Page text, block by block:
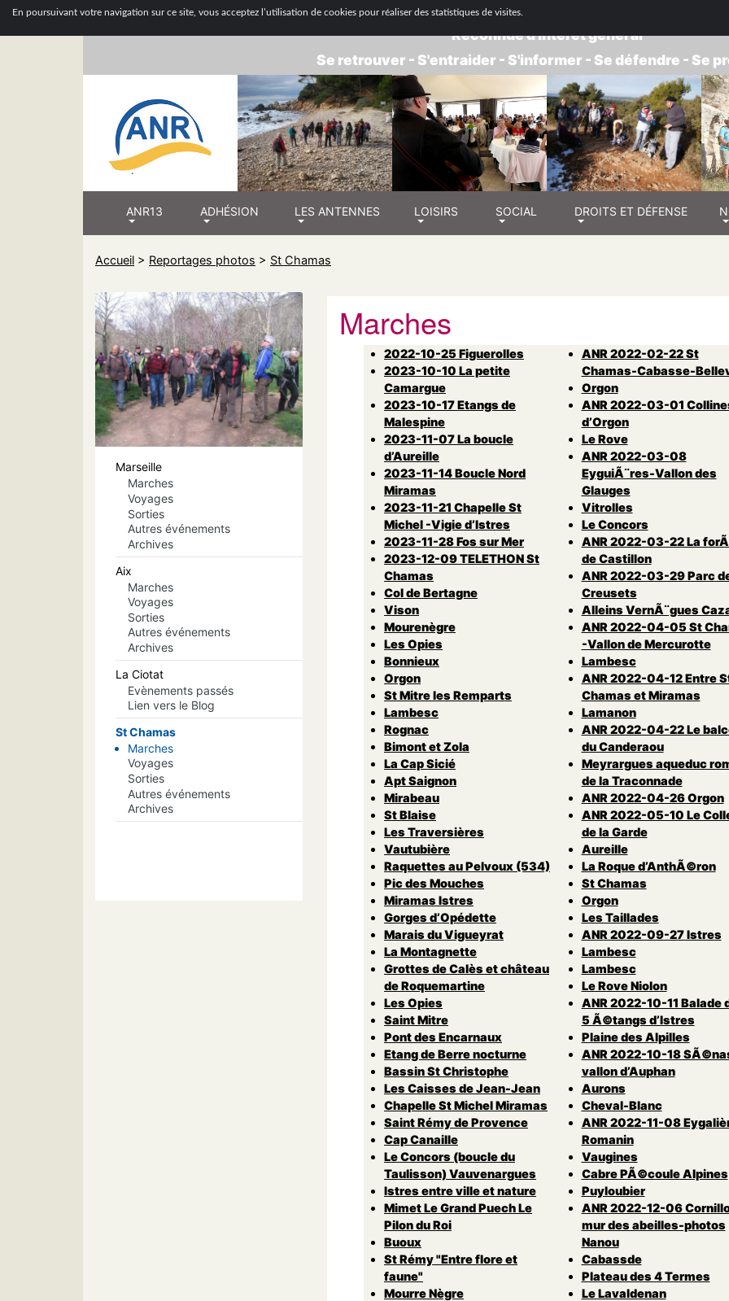
En poursuivant votre navigation sur ce site, vous acceptez l’utilisation de cookies pour réaliser des statistiques de visites.
ASSOCIATION NATIONALE DE RETRAITÉS - GROUPE
Reconnue d'intérêt général
Se retrouver - S'entraider - S'informer - Se défendre - Se
ANR13 ADHÉSION LES ANTENNES LOISIRS SOCIAL DROITS ET DÉFENSE
Accueil > Reportages photos > St Chamas
Marseille
Marches
Voyages
Sorties
Autres événements
Archives
Aix
Marches
Voyages
Sorties
Autres événements
Archives
La Ciotat
Evènements passés
Lien vers le Blog
St Chamas
Marches
Voyages
Sorties
Autres événements
Archives
Marches
2022-10-25 Figuerolles
2023-10-10 La petite
Camargue
2023-10-17 Etangs de
Malespine
2023-11-07 La boucle
d’Aureille
2023-11-14 Boucle Nord
Miramas
2023-11-21 Chapelle St
Michel -Vigie d’Istres
2023-11-28 Fos sur Mer
2023-12-09 TELETHON St
Chamas
Col de Bertagne
Vison
Mourenègre
Les Opies
Bonnieux
Orgon
St Mitre les Remparts
Lambesc
Rognac
Bimont et Zola
La Cap Sicié
Apt Saignon
Mirabeau
St Blaise
Les Traversières
Vautubière
Raquettes au Pelvoux (534)
Pic des Mouches
Miramas Istres
Gorges d’Opédette
Marais du Vigueyrat
La Montagnette
Grottes de Calès et château
de Roquemartine
Les Opies
Saint Mitre
Pont des Encarnaux
Etang de Berre nocturne
Bassin St Christophe
Les Caisses de Jean-Jean
Chapelle St Michel Miramas
Saint Rémy de Provence
Cap Canaille
Le Concors (boucle du
Taulisson) Vauvenargues
Istres entre ville et nature
Mimet Le Grand Puech Le
Pilon du Roi
Buoux
St Rémy "Entre flore et
faune"
Mourre Nègre
ANR 2022-02-22 St
Chamas-Cabasse-
Orgon
ANR 2022-03-01
d’Orgon
Le Rove
ANR 2022-03-08
EyguiÃ¨res-Vallon des
Glauges
Vitrolles
Le Concors
ANR 2022-03-22 La
de Castillon
ANR 2022-03-29 Parc
Creusets
Alleins VernÃ¨gues
ANR 2022-04-05 St
-Vallon de Mercurotte
Lambesc
ANR 2022-04-12 Entre
Chamas et Miramas
Lamanon
ANR 2022-04-22 Le
du Canderaou
Meyrargues aqueduc
de la Traconnade
ANR 2022-04-26 Orgon
ANR 2022-05-10 Le
de la Garde
Aureille
La Roque d’AnthÃ©ron
St Chamas
Orgon
Les Taillades
ANR 2022-09-27 Istres
Lambesc
Lambesc
Le Rove Niolon
ANR 2022-10-11 Balade
5 Ã©tangs d’Istres
Plaine des Alpilles
ANR 2022-10-18
vallon d’Auphan
Aurons
Cheval-Blanc
ANR 2022-11-08
Romanin
Vaugines
Cabre PÃ©coule Alpines
Puyloubier
ANR 2022-12-06
mur des abeilles-photos
Nanou
Cabassde
Plateau des 4 Termes
Le Lavaldenan